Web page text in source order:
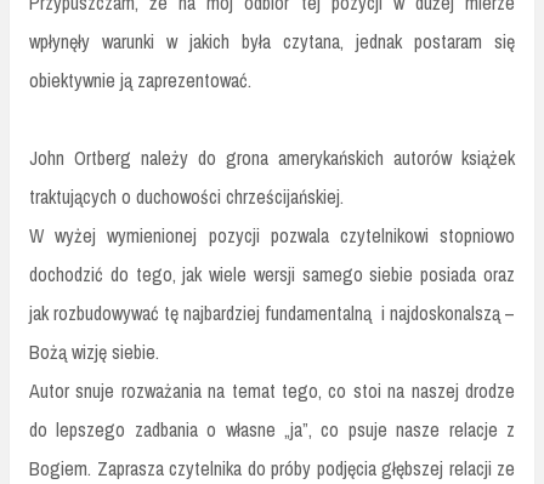
wpłynęły warunki w jakich była czytana, jednak postaram się
obiektywnie ją zaprezentować.
John Ortberg należy do grona amerykańskich autorów książek
traktujących o duchowości chrześcijańskiej.
W wyżej wymienionej pozycji pozwala czytelnikowi stopniowo
dochodzić do tego, jak wiele wersji samego siebie posiada oraz
jak rozbudowywać tę najbardziej fundamentalną i najdoskonalszą –
Bożą wizję siebie.
Autor snuje rozważania na temat tego, co stoi na naszej drodze
do lepszego zadbania o własne „ja”, co psuje nasze relacje z
Bogiem. Zaprasza czytelnika do próby podjęcia głębszej relacji ze